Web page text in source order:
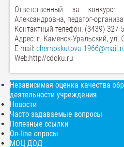
Ответственный за конкурс:
Александровна, педагог-
Контактный телефон: (3439) 327
Адрес: г. Каменск-Уральский, ул.
Е-mail:
Web:http//cdoku.ru
Независимая оценка качества
деятельности учреждения
Новости
Часто задаваемые вопросы
Полезные ссылки
On-line опросы
МОЦ ДОД